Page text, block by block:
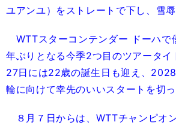
ユアンユ）をストレートで下し、雪辱
WTTスターコンテンダー ドーハで
年ぶりとなる今季2つ目のツアータイ
27日には22歳の誕生日も迎え、
輪に向けて幸先のいいスタートを切っ
８月７日からは、WTTチャンピオ